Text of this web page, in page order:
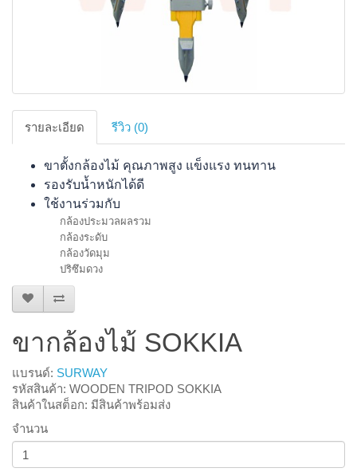
รายละเอียด รีวิว (0)
ขาตั้งกล้องไม้ คุณภาพสูง แข็งแรง ทนทาน
รองรับน้ำหนักได้ดี
ใช้งานร่วมกับ
กล้องประมวลผลรวม
กล้องระดับ
กล้องวัดมุม
ปริซึมดวง
ขากล้องไม้ SOKKIA
แบรนด์: SURWAY
รหัสสินค้า: WOODEN TRIPOD SOKKIA
สินค้าในสต็อก: มีสินค้าพร้อมส่ง
จำนวน